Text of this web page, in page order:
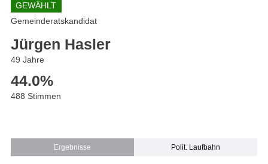
GEWÄHLT
Gemeinderatskandidat
Jürgen Hasler
49 Jahre
44.0%
488 Stimmen
Ergebnisse Polit. Laufbahn